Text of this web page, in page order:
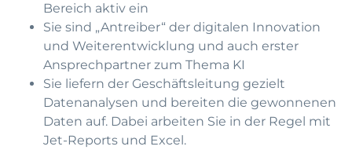
Bereich aktiv ein
Sie sind „Antreiber“ der digitalen Innovation
und Weiterentwicklung und auch erster
Ansprechpartner zum Thema KI
Sie liefern der Geschäftsleitung gezielt
Datenanalysen und bereiten die gewonnenen
Daten auf. Dabei arbeiten Sie in der Regel mit
Jet-Reports und Excel.